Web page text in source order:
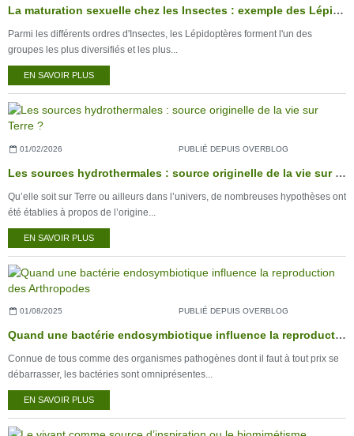
La maturation sexuelle chez les Insectes : exemple des Lépidoptères
Parmi les différents ordres d'Insectes, les Lépidoptères forment l'un des
groupes les plus diversifiés et les plus...
EN SAVOIR PLUS
01/02/2026 PUBLIÉ DEPUIS OVERBLOG
Les sources hydrothermales : source originelle de la vie sur Terre ?
Qu’elle soit sur Terre ou ailleurs dans l’univers, de nombreuses hypothèses ont
été établies à propos de l’origine...
EN SAVOIR PLUS
01/08/2025 PUBLIÉ DEPUIS OVERBLOG
Quand une bactérie endosymbiotique influence la reproduction des Arthropodes
Connue de tous comme des organismes pathogènes dont il faut à tout prix se
débarrasser, les bactéries sont omniprésentes...
EN SAVOIR PLUS